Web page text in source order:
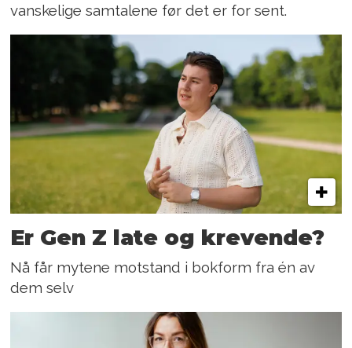
vanskelige samtalene før det er for sent.
Er Gen Z late og krevende?
Nå får mytene motstand i bokform fra én av
dem selv